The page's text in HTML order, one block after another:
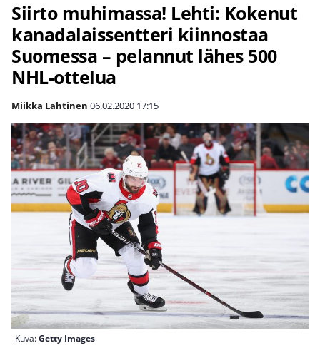
Siirto muhimassa! Lehti: Kokenut
kanadalaissentteri kiinnostaa
Suomessa – pelannut lähes 500
NHL-ottelua
Miikka Lahtinen 06.02.2020 17:15
Kuva:Getty Images